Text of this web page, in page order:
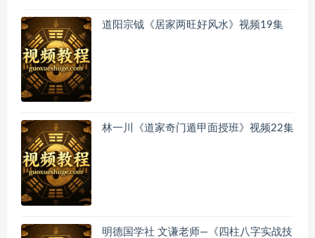
道阳宗钺《居家两旺好风水》视频19集
林一川《道家奇门遁甲面授班》视频22集
明德国学社 文谦老师—《四柱八字实战技